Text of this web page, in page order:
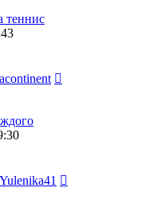
теннис
acontinent
Yulenika41